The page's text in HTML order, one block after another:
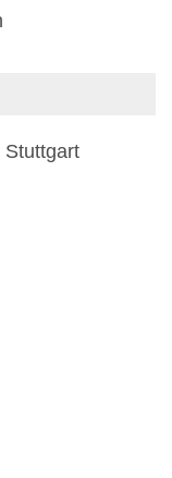
Stuttgart